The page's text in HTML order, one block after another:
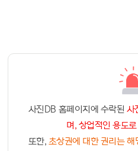
사진DB 홈페이지에 수락된 사
며, 상업적인 용도
또한, 초상권에 대한 권리는